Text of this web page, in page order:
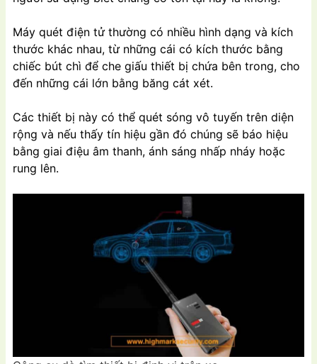
Máy quét điện tử thường có nhiều hình dạng và kích
thước khác nhau, từ những cái có kích thước bằng
chiếc bút chì để che giấu thiết bị chứa bên trong, cho
đến những cái lớn bằng băng cát xét.
Các thiết bị này có thể quét sóng vô tuyến trên diện
rộng và nếu thấy tín hiệu gần đó chúng sẽ báo hiệu
bằng giai điệu âm thanh, ánh sáng nhấp nháy hoặc
rung lên.